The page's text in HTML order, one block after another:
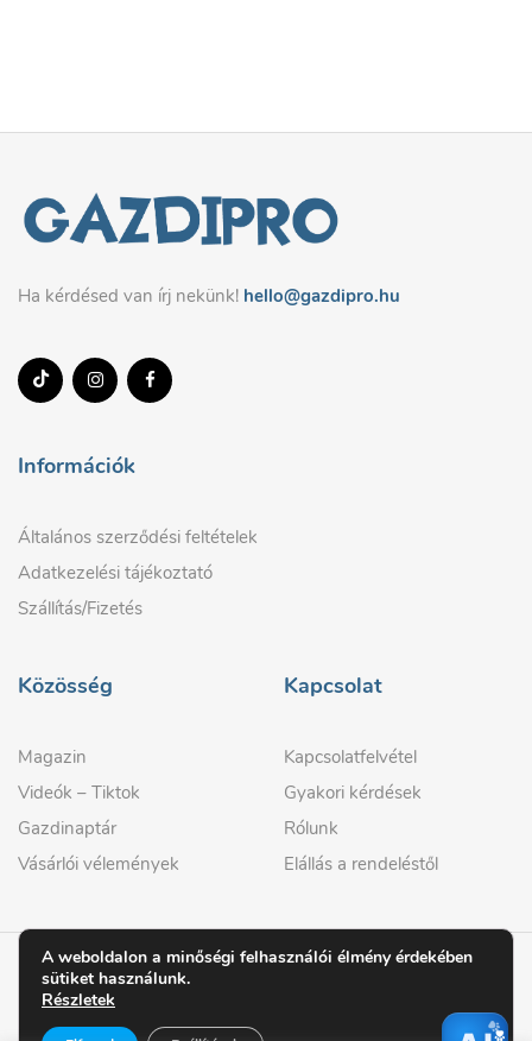
Ha kérdésed van írj nekünk! hello@gazdipro.hu
Információk
Általános szerződési feltételek
Adatkezelési tájékoztató
Szállítás/Fizetés
Közösség
Magazin
Videók – Tiktok
Gazdinaptár
Vásárlói vélemények
Kapcsolat
Kapcsolatfelvétel
Gyakori kérdések
Rólunk
Elállás a rendeléstől
A weboldalon a minőségi felhasználói élmény érdekében
sütiket használunk.
Részletek